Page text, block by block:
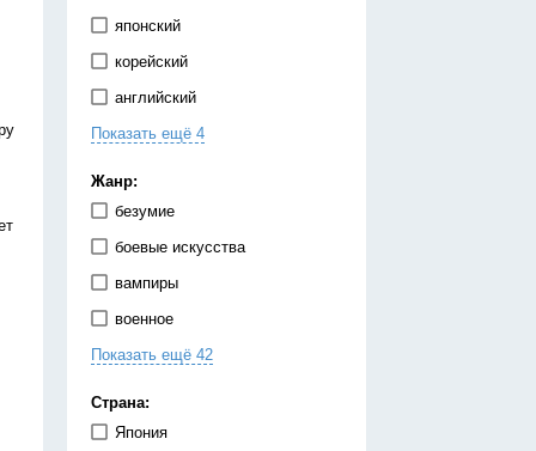
португальские
тайские
французские
японские
японский
корейский
английский
испанский
немецкий
украинский
Показать ещё 4
Жанр:
безумие
боевые искусства
вампиры
военное
гарем
детектив
Показать ещё 42
Страна:
Япония